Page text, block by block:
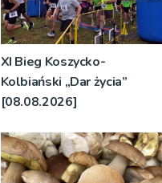
XI Bieg Koszycko-
Kolbiański „Dar życia”
[08.08.2026]